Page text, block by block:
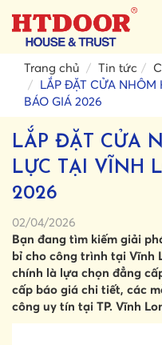
Trang chủ Tin tức
LẮP ĐẶT CỬA NHÔM
BÁO GIÁ 2026
LẮP ĐẶT CỬA
LỰC TẠI VĨNH
2026
02/04/2026
Bạn đang tìm kiếm giải
bỉ cho công trình tại Vĩnh
chính là lựa chọn đẳng
cấp báo giá chi tiết, các
công uy tín tại TP. Vĩnh